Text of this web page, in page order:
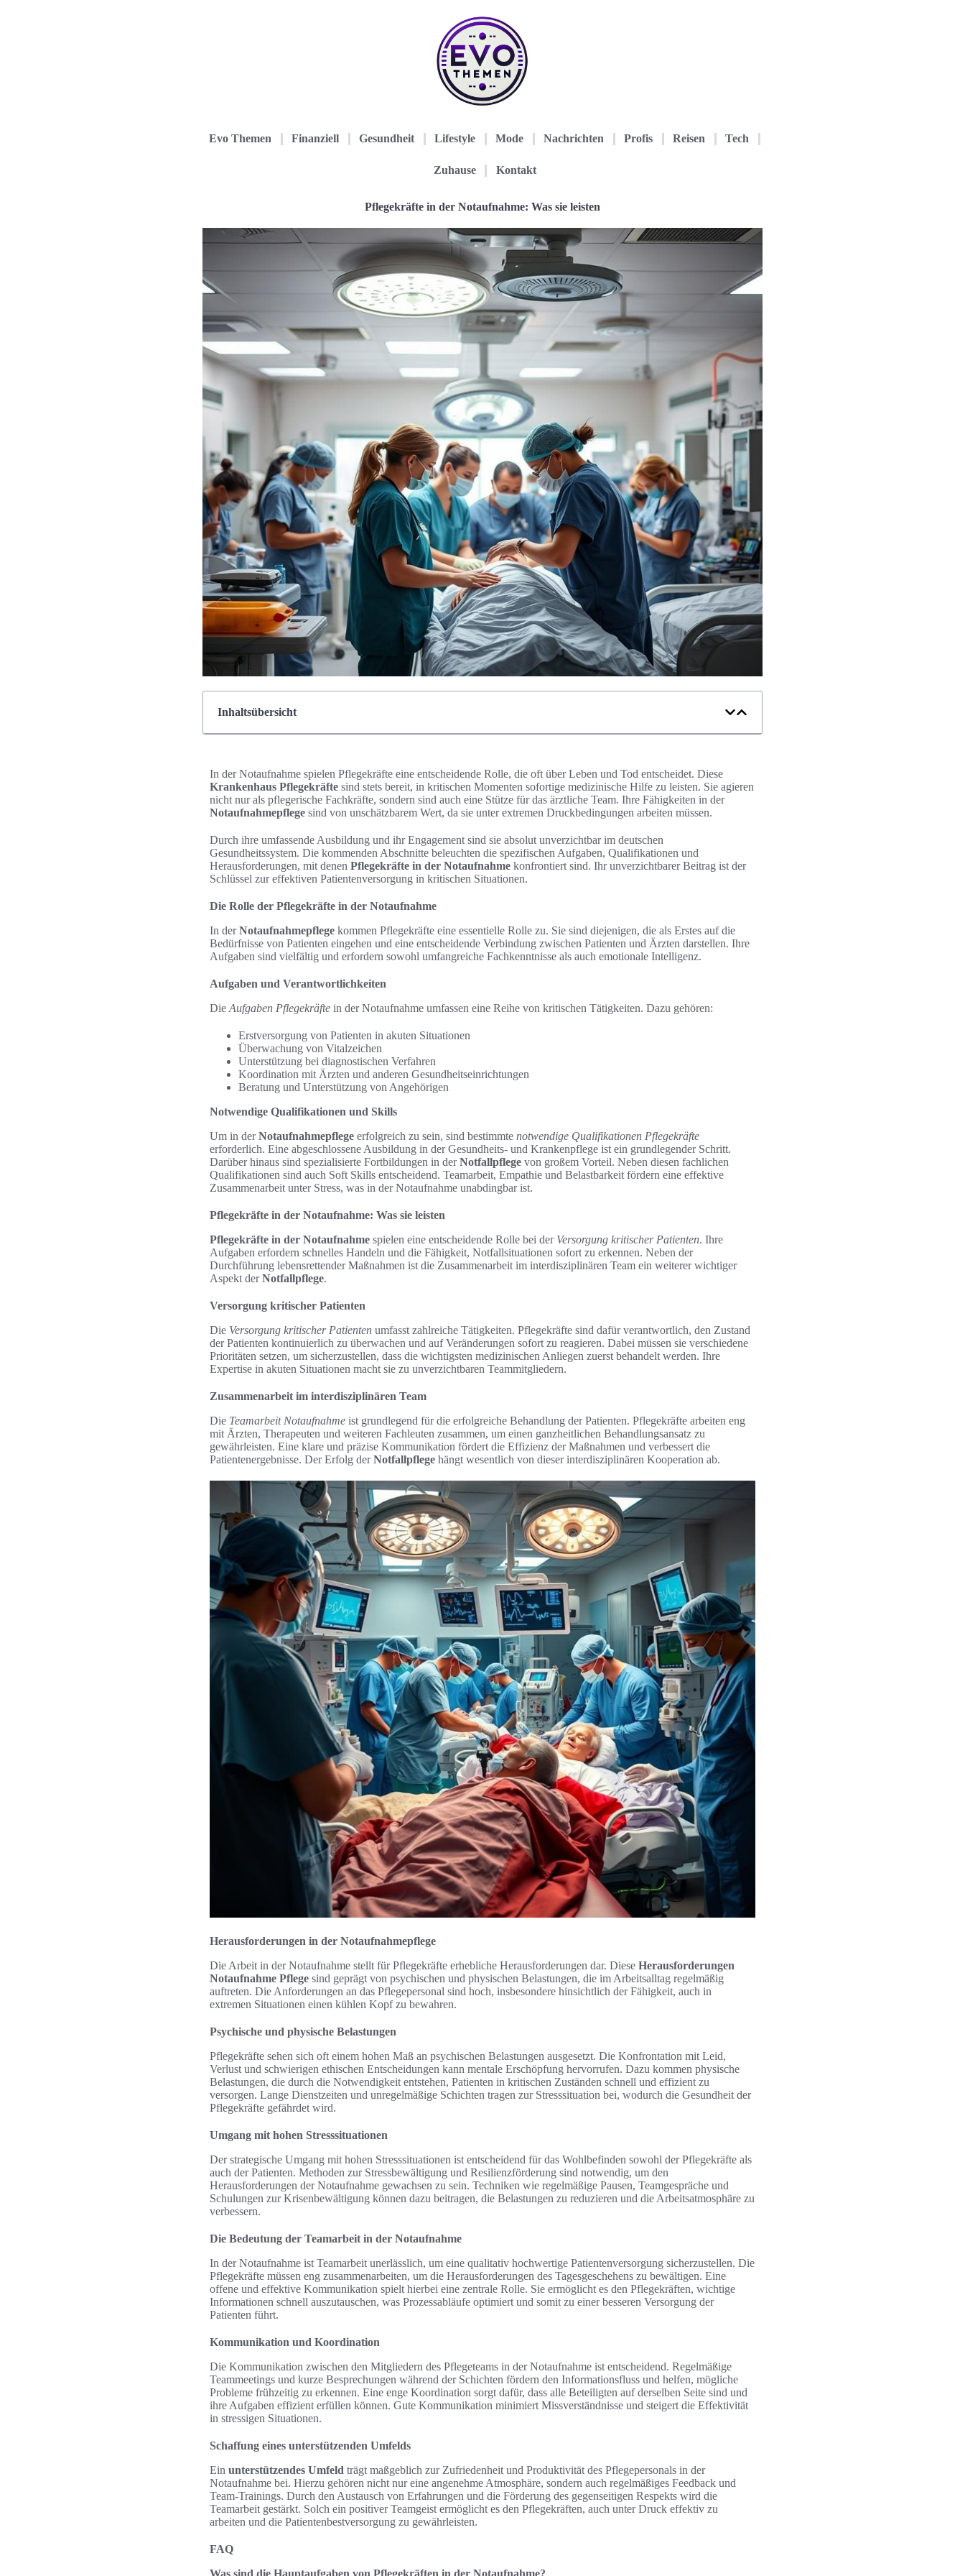
Evo Themen Finanziell Gesundheit Lifestyle Mode Nachrichten Profis Reisen Tech
Zuhause Kontakt
Pflegekräfte in der Notaufnahme: Was sie leisten
Inhaltsübersicht
In der Notaufnahme spielen Pflegekräfte eine entscheidende Rolle, die oft über Leben und Tod entscheidet. Diese
Krankenhaus Pflegekräfte sind stets bereit, in kritischen Momenten sofortige medizinische Hilfe zu leisten. Sie agieren
nicht nur als pflegerische Fachkräfte, sondern sind auch eine Stütze für das ärztliche Team. Ihre Fähigkeiten in der
Notaufnahmepflege sind von unschätzbarem Wert, da sie unter extremen Druckbedingungen arbeiten müssen.
Durch ihre umfassende Ausbildung und ihr Engagement sind sie absolut unverzichtbar im deutschen
Gesundheitssystem. Die kommenden Abschnitte beleuchten die spezifischen Aufgaben, Qualifikationen und
Herausforderungen, mit denen Pflegekräfte in der Notaufnahme konfrontiert sind. Ihr unverzichtbarer Beitrag ist der
Schlüssel zur effektiven Patientenversorgung in kritischen Situationen.
Die Rolle der Pflegekräfte in der Notaufnahme
In derNotaufnahmepflege kommen Pflegekräfte eine essentielle Rolle zu. Sie sind diejenigen, die als Erstes auf die
Bedürfnisse von Patienten eingehen und eine entscheidende Verbindung zwischen Patienten und Ärzten darstellen. Ihre
Aufgaben sind vielfältig und erfordern sowohl umfangreiche Fachkenntnisse als auch emotionale Intelligenz.
Aufgaben und Verantwortlichkeiten
Die Aufgaben Pflegekräfte in der Notaufnahme umfassen eine Reihe von kritischen Tätigkeiten. Dazu gehören:
Erstversorgung von Patienten in akuten Situationen
Überwachung von Vitalzeichen
Unterstützung bei diagnostischen Verfahren
Koordination mit Ärzten und anderen Gesundheitseinrichtungen
Beratung und Unterstützung von Angehörigen
Notwendige Qualifikationen und Skills
Um in derNotaufnahmepflege erfolgreich zu sein, sind bestimmte notwendige Qualifikationen Pflegekräfte
erforderlich. Eine abgeschlossene Ausbildung in der Gesundheits- und Krankenpflege ist ein grundlegender Schritt.
Darüber hinaus sind spezialisierte Fortbildungen in derNotfallpflege von großem Vorteil. Neben diesen fachlichen
Qualifikationen sind auch Soft Skills entscheidend. Teamarbeit, Empathie und Belastbarkeit fördern eine effektive
Zusammenarbeit unter Stress, was in der Notaufnahme unabdingbar ist.
Pflegekräfte in der Notaufnahme: Was sie leisten
Pflegekräfte in der Notaufnahme spielen eine entscheidende Rolle bei der Versorgung kritischer Patienten. Ihre
Aufgaben erfordern schnelles Handeln und die Fähigkeit, Notfallsituationen sofort zu erkennen. Neben der
Durchführung lebensrettender Maßnahmen ist die Zusammenarbeit im interdisziplinären Team ein weiterer wichtiger
Aspekt derNotfallpflege.
Versorgung kritischer Patienten
Die Versorgung kritischer Patienten umfasst zahlreiche Tätigkeiten. Pflegekräfte sind dafür verantwortlich, den Zustand
der Patienten kontinuierlich zu überwachen und auf Veränderungen sofort zu reagieren. Dabei müssen sie verschiedene
Prioritäten setzen, um sicherzustellen, dass die wichtigsten medizinischen Anliegen zuerst behandelt werden. Ihre
Expertise in akuten Situationen macht sie zu unverzichtbaren Teammitgliedern.
Zusammenarbeit im interdisziplinären Team
Die Teamarbeit Notaufnahme ist grundlegend für die erfolgreiche Behandlung der Patienten. Pflegekräfte arbeiten eng
mit Ärzten, Therapeuten und weiteren Fachleuten zusammen, um einen ganzheitlichen Behandlungsansatz zu
gewährleisten. Eine klare und präzise Kommunikation fördert die Effizienz der Maßnahmen und verbessert die
Patientenergebnisse. Der Erfolg derNotfallpflege hängt wesentlich von dieser interdisziplinären Kooperation ab.
Herausforderungen in der Notaufnahmepflege
Die Arbeit in der Notaufnahme stellt für Pflegekräfte erhebliche Herausforderungen dar. Diese Herausforderungen
Notaufnahme Pflege sind geprägt von psychischen und physischen Belastungen, die im Arbeitsalltag regelmäßig
auftreten. Die Anforderungen an das Pflegepersonal sind hoch, insbesondere hinsichtlich der Fähigkeit, auch in
extremen Situationen einen kühlen Kopf zu bewahren.
Psychische und physische Belastungen
Pflegekräfte sehen sich oft einem hohen Maß an psychischen Belastungen ausgesetzt. Die Konfrontation mit Leid,
Verlust und schwierigen ethischen Entscheidungen kann mentale Erschöpfung hervorrufen. Dazu kommen physische
Belastungen, die durch die Notwendigkeit entstehen, Patienten in kritischen Zuständen schnell und effizient zu
versorgen. Lange Dienstzeiten und unregelmäßige Schichten tragen zur Stresssituation bei, wodurch die Gesundheit der
Pflegekräfte gefährdet wird.
Umgang mit hohen Stresssituationen
Der strategische Umgang mit hohen Stresssituationen ist entscheidend für das Wohlbefinden sowohl der Pflegekräfte als
auch der Patienten. Methoden zur Stressbewältigung und Resilienzförderung sind notwendig, um den
Herausforderungen der Notaufnahme gewachsen zu sein. Techniken wie regelmäßige Pausen, Teamgespräche und
Schulungen zur Krisenbewältigung können dazu beitragen, die Belastungen zu reduzieren und die Arbeitsatmosphäre zu
verbessern.
Die Bedeutung der Teamarbeit in der Notaufnahme
In der Notaufnahme ist Teamarbeit unerlässlich, um eine qualitativ hochwertige Patientenversorgung sicherzustellen. Die
Pflegekräfte müssen eng zusammenarbeiten, um die Herausforderungen des Tagesgeschehens zu bewältigen. Eine
offene und effektive Kommunikation spielt hierbei eine zentrale Rolle. Sie ermöglicht es den Pflegekräften, wichtige
Informationen schnell auszutauschen, was Prozessabläufe optimiert und somit zu einer besseren Versorgung der
Patienten führt.
Kommunikation und Koordination
Die Kommunikation zwischen den Mitgliedern des Pflegeteams in der Notaufnahme ist entscheidend. Regelmäßige
Teammeetings und kurze Besprechungen während der Schichten fördern den Informationsfluss und helfen, mögliche
Probleme frühzeitig zu erkennen. Eine enge Koordination sorgt dafür, dass alle Beteiligten auf derselben Seite sind und
ihre Aufgaben effizient erfüllen können. Gute Kommunikation minimiert Missverständnisse und steigert die Effektivität
in stressigen Situationen.
Schaffung eines unterstützenden Umfelds
Ein unterstützendes Umfeld trägt maßgeblich zur Zufriedenheit und Produktivität des Pflegepersonals in der
Notaufnahme bei. Hierzu gehören nicht nur eine angenehme Atmosphäre, sondern auch regelmäßiges Feedback und
Team-Trainings. Durch den Austausch von Erfahrungen und die Förderung des gegenseitigen Respekts wird die
Teamarbeit gestärkt. Solch ein positiver Teamgeist ermöglicht es den Pflegekräften, auch unter Druck effektiv zu
arbeiten und die Patientenbestversorgung zu gewährleisten.
FAQ
Was sind die Hauptaufgaben von Pflegekräften in der Notaufnahme?